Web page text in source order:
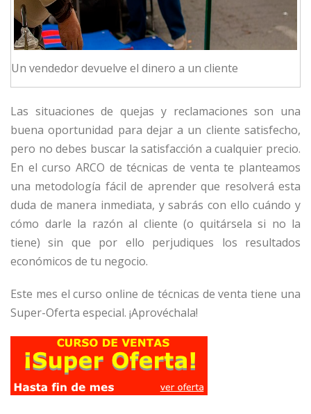
Un vendedor devuelve el dinero a un cliente
Las situaciones de quejas y reclamaciones son una
buena oportunidad para dejar a un cliente satisfecho,
pero no debes buscar la satisfacción a cualquier precio.
En el curso ARCO de técnicas de venta te planteamos
una metodología fácil de aprender que resolverá esta
duda de manera inmediata, y sabrás con ello cuándo y
cómo darle la razón al cliente (o quitársela si no la
tiene) sin que por ello perjudiques los resultados
económicos de tu negocio.
Este mes el curso online de técnicas de venta tiene una
Super-Oferta especial. ¡Aprovéchala!